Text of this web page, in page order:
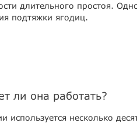
длительного простоя.
подтяжки ягодиц.
ли она работать?
используется несколько